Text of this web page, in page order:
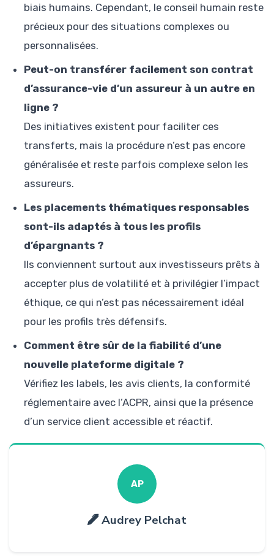
biais humains. Cependant, le conseil humain reste
précieux pour des situations complexes ou
personnalisées.
Peut-on transférer facilement son contrat
d’assurance-vie d’un assureur à un autre en
ligne ?
Des initiatives existent pour faciliter ces
transferts, mais la procédure n’est pas encore
généralisée et reste parfois complexe selon les
assureurs.
Les placements thématiques responsables
sont-ils adaptés à tous les profils
d’épargnants ?
Ils conviennent surtout aux investisseurs prêts à
accepter plus de volatilité et à privilégier l’impact
éthique, ce qui n’est pas nécessairement idéal
pour les profils très défensifs.
Comment être sûr de la fiabilité d’une
nouvelle plateforme digitale ?
Vérifiez les labels, les avis clients, la conformité
réglementaire avec l’ACPR, ainsi que la présence
d’un service client accessible et réactif.
AP
Audrey Pelchat